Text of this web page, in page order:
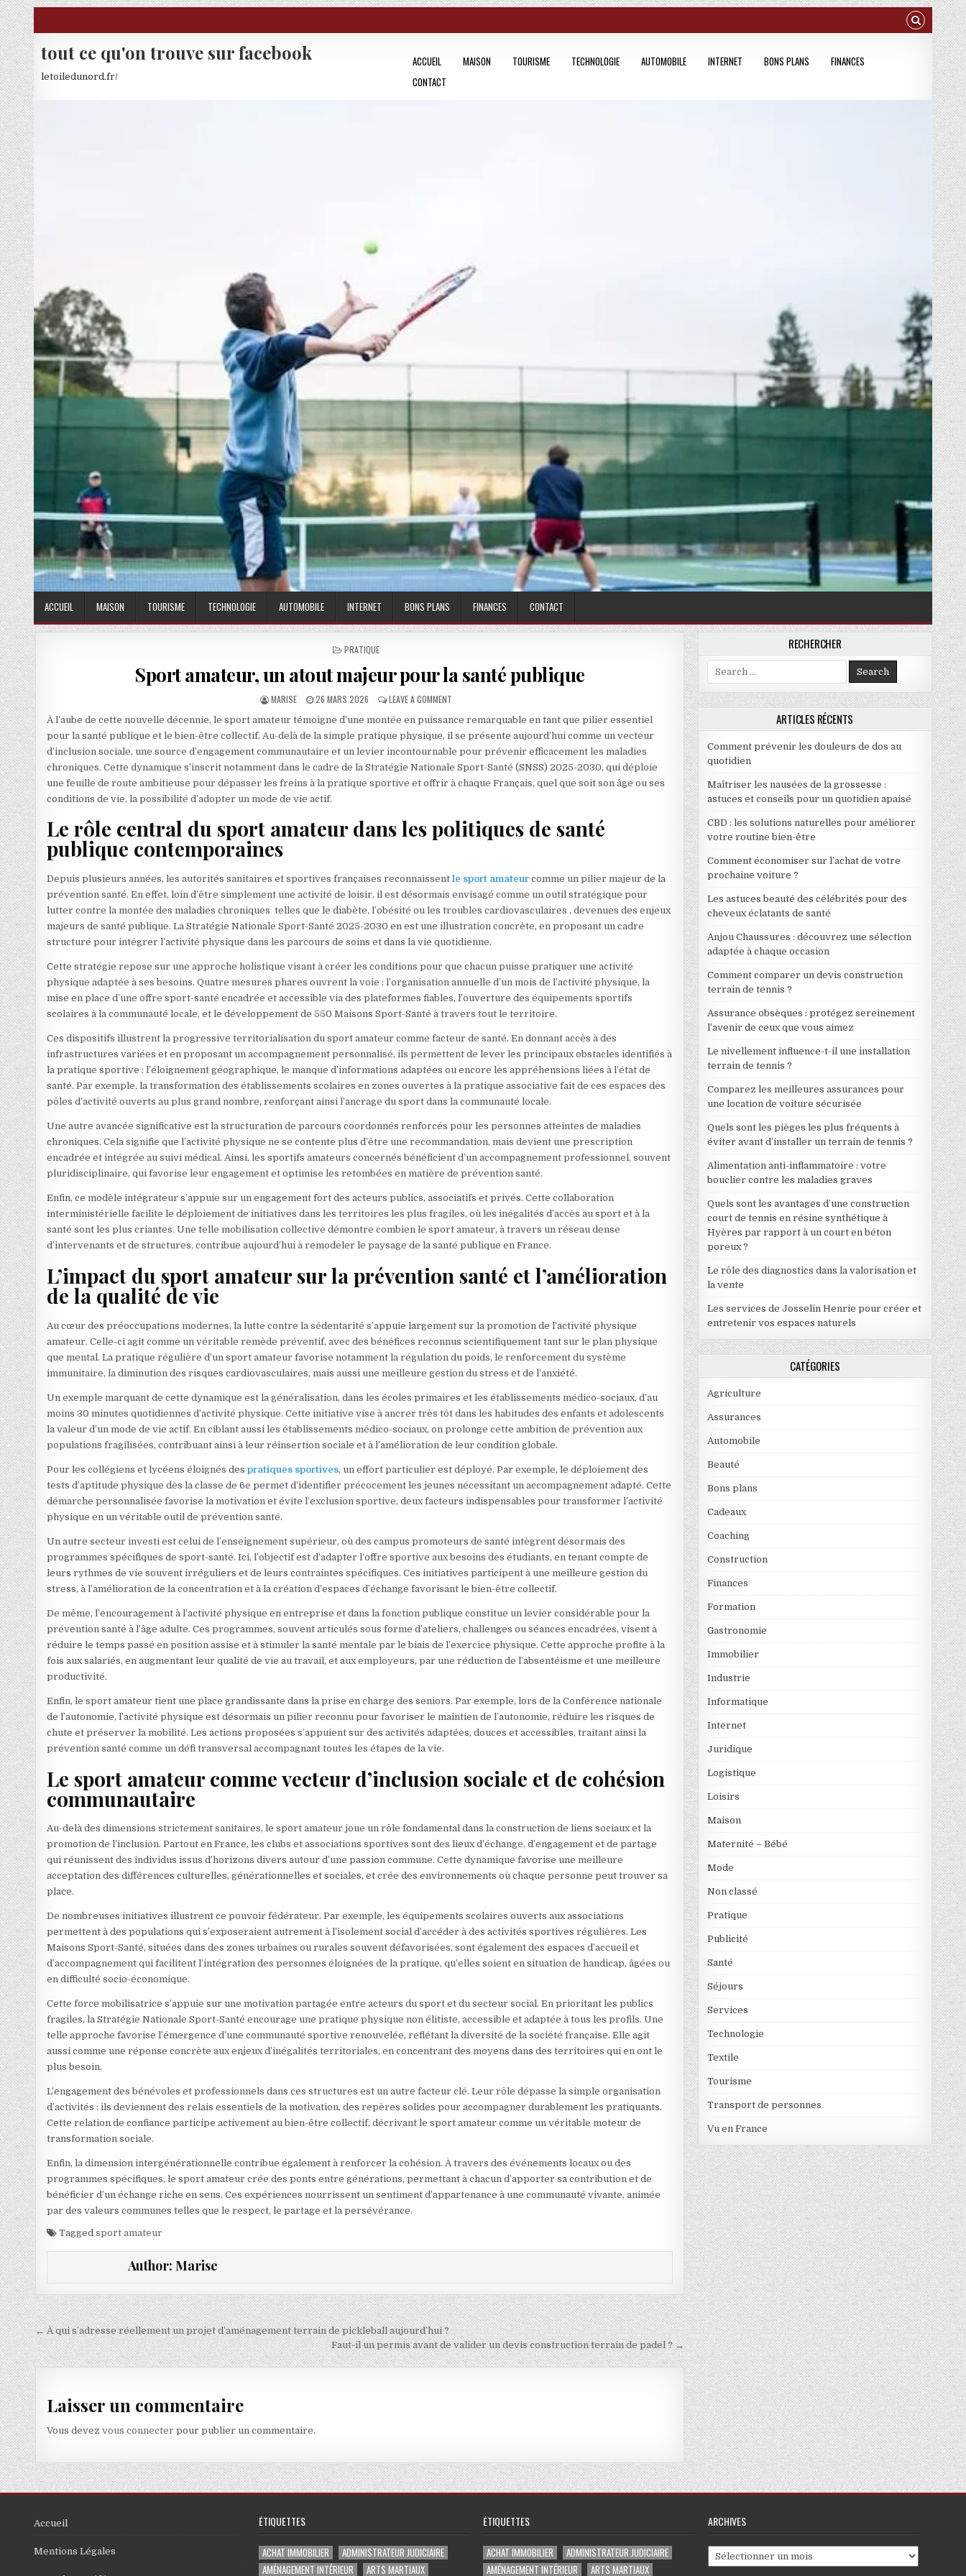
Skip to content
tout ce qu'on trouve sur facebook
letoiledunord.fr/
ACCUEIL MAISON TOURISME TECHNOLOGIE AUTOMOBILE INTERNET BONS PLANS
FINANCES
CONTACT
ACCUEIL MAISON TOURISME TECHNOLOGIE AUTOMOBILE INTERNET BONS PLANS FINANCES CONTACT
POSTED IN
PRATIQUE
Sport amateur, un atout majeur pour la santé publique
AUTHOR:
MARISE PUBLISHED DATE:
26 MARS 2026 LEAVE A COMMENTON SPORT AMATEUR, UN ATOUT MAJEUR POUR LA SANTÉ PUBLIQUE
À l’aube de cette nouvelle décennie, le sport amateur témoigne d’une montée en puissance remarquable en tant que pilier essentiel
pour la santé publique et le bien-être collectif. Au-delà de la simple pratique physique, il se présente aujourd’hui comme un vecteur
d’inclusion sociale, une source d’engagement communautaire et un levier incontournable pour prévenir efficacement les maladies
chroniques. Cette dynamique s’inscrit notamment dans le cadre de la Stratégie Nationale Sport-Santé (SNSS) 2025-2030, qui déploie
une feuille de route ambitieuse pour dépasser les freins à la pratique sportive et offrir à chaque Français, quel que soit son âge ou ses
conditions de vie, la possibilité d’adopter un mode de vie actif.
Le rôle central du sport amateur dans les politiques de santé
publique contemporaines
Depuis plusieurs années, les autorités sanitaires et sportives françaises reconnaissentle sport amateur comme un pilier majeur de la
prévention santé. En effet, loin d’être simplement une activité de loisir, il est désormais envisagé comme un outil stratégique pour
lutter contre la montée des maladies chroniques telles que le diabète, l’obésité ou les troubles cardiovasculaires , devenues des enjeux
majeurs de santé publique. La Stratégie Nationale Sport-Santé 2025-2030 en est une illustration concrète, en proposant un cadre
structuré pour intégrer l’activité physique dans les parcours de soins et dans la vie quotidienne.
Cette stratégie repose sur une approche holistique visant à créer les conditions pour que chacun puisse pratiquer une activité
physique adaptée à ses besoins. Quatre mesures phares ouvrent la voie : l’organisation annuelle d’un mois de l’activité physique, la
mise en place d’une offre sport-santé encadrée et accessible via des plateformes fiables, l’ouverture des équipements sportifs
scolaires à la communauté locale, et le développement de 550 Maisons Sport-Santé à travers tout le territoire.
Ces dispositifs illustrent la progressive territorialisation du sport amateur comme facteur de santé. En donnant accès à des
infrastructures variées et en proposant un accompagnement personnalisé, ils permettent de lever les principaux obstacles identifiés à
la pratique sportive : l’éloignement géographique, le manque d’informations adaptées ou encore les appréhensions liées à l’état de
santé. Par exemple, la transformation des établissements scolaires en zones ouvertes à la pratique associative fait de ces espaces des
pôles d’activité ouverts au plus grand nombre, renforçant ainsi l’ancrage du sport dans la communauté locale.
Une autre avancée significative est la structuration de parcours coordonnés renforcés pour les personnes atteintes de maladies
chroniques. Cela signifie que l’activité physique ne se contente plus d’être une recommandation, mais devient une prescription
encadrée et intégrée au suivi médical. Ainsi, les sportifs amateurs concernés bénéficient d’un accompagnement professionnel, souvent
pluridisciplinaire, qui favorise leur engagement et optimise les retombées en matière de prévention santé.
Enfin, ce modèle intégrateur s’appuie sur un engagement fort des acteurs publics, associatifs et privés. Cette collaboration
interministérielle facilite le déploiement de initiatives dans les territoires les plus fragiles, où les inégalités d’accès au sport et à la
santé sont les plus criantes. Une telle mobilisation collective démontre combien le sport amateur, à travers un réseau dense
d’intervenants et de structures, contribue aujourd’hui à remodeler le paysage de la santé publique en France.
L’impact du sport amateur sur la prévention santé et l’amélioration
de la qualité de vie
Au cœur des préoccupations modernes, la lutte contre la sédentarité s’appuie largement sur la promotion de l’activité physique
amateur. Celle-ci agit comme un véritable remède préventif, avec des bénéfices reconnus scientifiquement tant sur le plan physique
que mental. La pratique régulière d’un sport amateur favorise notamment la régulation du poids, le renforcement du système
immunitaire, la diminution des risques cardiovasculaires, mais aussi une meilleure gestion du stress et de l’anxiété.
Un exemple marquant de cette dynamique est la généralisation, dans les écoles primaires et les établissements médico-sociaux, d’au
moins 30 minutes quotidiennes d’activité physique. Cette initiative vise à ancrer très tôt dans les habitudes des enfants et adolescents
la valeur d’un mode de vie actif. En ciblant aussi les établissements médico-sociaux, on prolonge cette ambition de prévention aux
populations fragilisées, contribuant ainsi à leur réinsertion sociale et à l’amélioration de leur condition globale.
Pour les collégiens et lycéens éloignés despratiques sportives, un effort particulier est déployé. Par exemple, le déploiement des
tests d’aptitude physique dès la classe de 6e permet d’identifier précocement les jeunes nécessitant un accompagnement adapté. Cette
démarche personnalisée favorise la motivation et évite l’exclusion sportive, deux facteurs indispensables pour transformer l’activité
physique en un véritable outil de prévention santé.
Un autre secteur investi est celui de l’enseignement supérieur, où des campus promoteurs de santé intègrent désormais des
programmes spécifiques de sport-santé. Ici, l’objectif est d’adapter l’offre sportive aux besoins des étudiants, en tenant compte de
leurs rythmes de vie souvent irréguliers et de leurs contraintes spécifiques. Ces initiatives participent à une meilleure gestion du
stress, à l’amélioration de la concentration et à la création d’espaces d’échange favorisant le bien-être collectif.
De même, l’encouragement à l’activité physique en entreprise et dans la fonction publique constitue un levier considérable pour la
prévention santé à l’âge adulte. Ces programmes, souvent articulés sous forme d’ateliers, challenges ou séances encadrées, visent à
réduire le temps passé en position assise et à stimuler la santé mentale par le biais de l’exercice physique. Cette approche profite à la
fois aux salariés, en augmentant leur qualité de vie au travail, et aux employeurs, par une réduction de l’absentéisme et une meilleure
productivité.
Enfin, le sport amateur tient une place grandissante dans la prise en charge des seniors. Par exemple, lors de la Conférence nationale
de l’autonomie, l’activité physique est désormais un pilier reconnu pour favoriser le maintien de l’autonomie, réduire les risques de
chute et préserver la mobilité. Les actions proposées s’appuient sur des activités adaptées, douces et accessibles, traitant ainsi la
prévention santé comme un défi transversal accompagnant toutes les étapes de la vie.
Le sport amateur comme vecteur d’inclusion sociale et de cohésion
communautaire
Au-delà des dimensions strictement sanitaires, le sport amateur joue un rôle fondamental dans la construction de liens sociaux et la
promotion de l’inclusion. Partout en France, les clubs et associations sportives sont des lieux d’échange, d’engagement et de partage
qui réunissent des individus issus d’horizons divers autour d’une passion commune. Cette dynamique favorise une meilleure
acceptation des différences culturelles, générationnelles et sociales, et crée des environnements où chaque personne peut trouver sa
place.
De nombreuses initiatives illustrent ce pouvoir fédérateur. Par exemple, les équipements scolaires ouverts aux associations
permettent à des populations qui s’exposeraient autrement à l’isolement social d’accéder à des activités sportives régulières. Les
Maisons Sport-Santé, situées dans des zones urbaines ou rurales souvent défavorisées, sont également des espaces d’accueil et
d’accompagnement qui facilitent l’intégration des personnes éloignées de la pratique, qu’elles soient en situation de handicap, âgées ou
en difficulté socio-économique.
Cette force mobilisatrice s’appuie sur une motivation partagée entre acteurs du sport et du secteur social. En prioritant les publics
fragiles, la Stratégie Nationale Sport-Santé encourage une pratique physique non élitiste, accessible et adaptée à tous les profils. Une
telle approche favorise l’émergence d’une communauté sportive renouvelée, reflétant la diversité de la société française. Elle agit
aussi comme une réponse concrète aux enjeux d’inégalités territoriales, en concentrant des moyens dans des territoires qui en ont le
plus besoin.
L’engagement des bénévoles et professionnels dans ces structures est un autre facteur clé. Leur rôle dépasse la simple organisation
d’activités : ils deviennent des relais essentiels de la motivation, des repères solides pour accompagner durablement les pratiquants.
Cette relation de confiance participe activement au bien-être collectif, décrivant le sport amateur comme un véritable moteur de
transformation sociale.
Enfin, la dimension intergénérationnelle contribue également à renforcer la cohésion. À travers des événements locaux ou des
programmes spécifiques, le sport amateur crée des ponts entre générations, permettant à chacun d’apporter sa contribution et de
bénéficier d’un échange riche en sens. Ces expériences nourrissent un sentiment d’appartenance à une communauté vivante, animée
par des valeurs communes telles que le respect, le partage et la persévérance.
Taggedsport amateur
Author: Marise
Navigation de l’article
← À qui s’adresse réellement un projet d’aménagement terrain de pickleball aujourd’hui ?
Faut-il un permis avant de valider un devis construction terrain de padel ? →
Laisser un commentaire
Vous devezvous connecter pour publier un commentaire.
RECHERCHER
Search for:
ARTICLES RÉCENTS
Comment prévenir les douleurs de dos au
quotidien
Maîtriser les nausées de la grossesse :
astuces et conseils pour un quotidien apaisé
CBD : les solutions naturelles pour améliorer
votre routine bien-être
Comment économiser sur l’achat de votre
prochaine voiture ?
Les astuces beauté des célébrités pour des
cheveux éclatants de santé
Anjou Chaussures : découvrez une sélection
adaptée à chaque occasion
Comment comparer un devis construction
terrain de tennis ?
Assurance obsèques : protégez sereinement
l’avenir de ceux que vous aimez
Le nivellement influence-t-il une installation
terrain de tennis ?
Comparez les meilleures assurances pour
une location de voiture sécurisée
Quels sont les pièges les plus fréquents à
éviter avant d’installer un terrain de tennis ?
Alimentation anti-inflammatoire : votre
bouclier contre les maladies graves
Quels sont les avantages d’une construction
court de tennis en résine synthétique à
Hyères par rapport à un court en béton
poreux ?
Le rôle des diagnostics dans la valorisation et
la vente
Les services de Josselin Henrie pour créer et
entretenir vos espaces naturels
CATÉGORIES
Agriculture
Assurances
Automobile
Beauté
Bons plans
Cadeaux
Coaching
Construction
Finances
Formation
Gastronomie
Immobilier
Industrie
Informatique
Internet
Juridique
Logistique
Loisirs
Maison
Maternité – Bébé
Mode
Non classé
Pratique
Publicité
Santé
Séjours
Services
Technologie
Textile
Tourisme
Transport de personnes
Vu en France
Accueil
Mentions Légales
ÉTIQUETTES
ACHAT IMMOBILIER
ADMINISTRATEUR JUDICIAIRE
AMÉNAGEMENT INTÉRIEUR
ARTS MARTIAUX
ÉTIQUETTES
ACHAT IMMOBILIER
ADMINISTRATEUR JUDICIAIRE
AMÉNAGEMENT INTÉRIEUR
ARTS MARTIAUX
ARCHIVES
Archives